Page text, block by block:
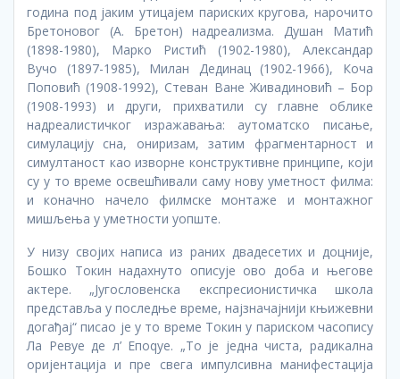
година под јаким утицајем париских кругова, нарочито
Бретоновог (А. Бретон) надреализма. Душан Матић
(1898-1980), Марко Ристић (1902-1980), Александар
Вучо (1897-1985), Милан Дединац (1902-1966), Коча
Поповић (1908-1992), Стеван Ване Живадиновић – Бор
(1908-1993) и други, прихватили су главне облике
надреалистичког изражавања: аутоматско писање,
симулацију сна, ониризам, затим фрагментарност и
симултаност као изворне конструктивне принципе, који
су у то време освешћивали саму нову уметност филма:
и коначно начело филмске монтаже и монтажног
мишљења у уметности уопште.
У низу својих написа из раних двадесетих и доцније,
Бошко Токин надахнуто описује ово доба и његове
актере. „Југословенска експресионистичка школа
представља у последње време, најзначајнији књижевни
догађај“ писао је у то време Токин у париском часопису
Ла Ревуе де л’ Епоqуе. „То је једна чиста, радикална
оријентација и пре свега импулсивна манифестација